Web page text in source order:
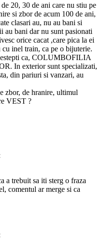
20, 30 de ani care nu stiu pe
si zbor de acum 100 de ani,
clasari au, nu au bani si
au bani dar nu sunt pasionati
orice cacat ,care pica la ei
inel train, ca pe o bijuterie.
ca, COLUMBOFILIA
In exterior sunt specializati,
din pariuri si vanzari, au
zbor, de hranire, ultimul
VEST ?
a trebuit sa iti sterg o fraza
comentul ar merge si ca